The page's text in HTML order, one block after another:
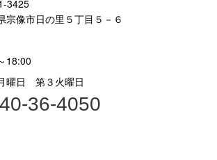
3425
宗像市日の里５丁目５－６
18:00
曜日 第３火曜日
36-4050